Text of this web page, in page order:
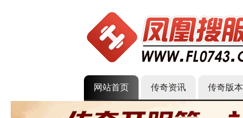
网站首页 传奇资讯 传奇版本